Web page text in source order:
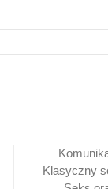
Klasyczny